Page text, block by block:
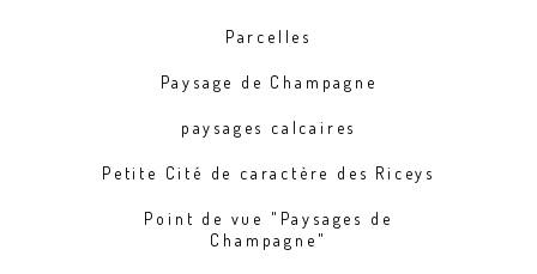
Parcelles
Paysage de Champagne
paysages calcaires
Petite Cité de caractère des Riceys
Point de vue "Paysages de
Champagne"